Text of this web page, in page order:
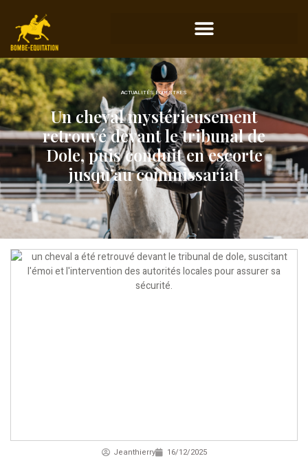
ACTUALITÉS ÉQUESTRES
Un cheval mystérieusement
retrouvé devant le tribunal de
Dole, puis conduit en escorte
jusqu’au commissariat
Jeanthierry 16/12/2025